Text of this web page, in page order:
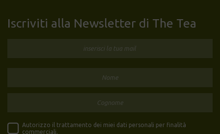
Iscriviti alla Newsletter di The Tea
Autorizzo il trattamento dei miei dati personali per finalità
commerciali.